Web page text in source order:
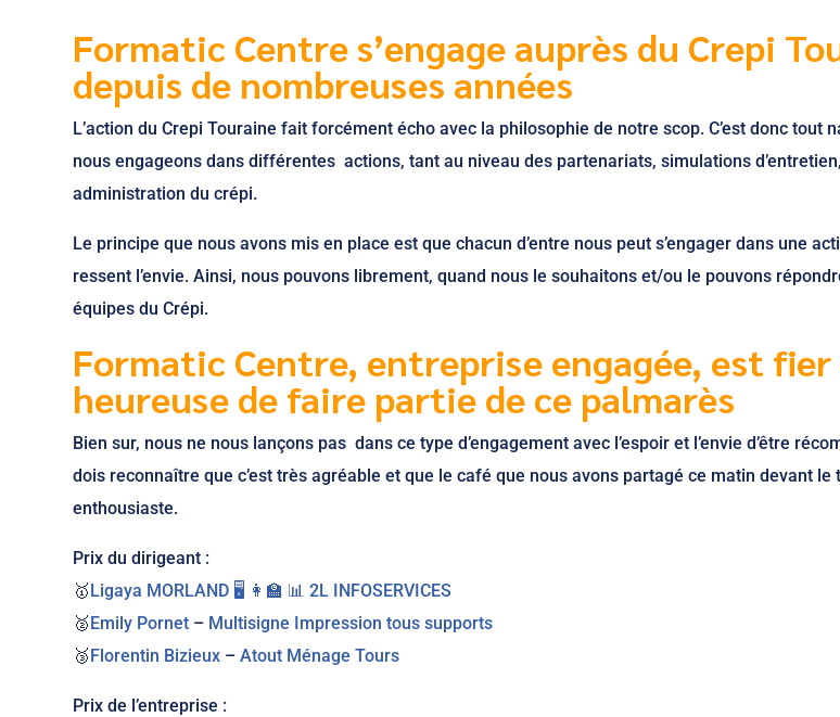
Formatic Centre s’engage auprès du Crepi
depuis de nombreuses années
L’action du Crepi Touraine fait forcément écho avec la philosophie de notre scop. C’est donc tout
nous engageons dans différentes actions, tant au niveau des partenariats, simulations
administration du crépi.
Le principe que nous avons mis en place est que chacun d’entre nous peut s’engager dans une
ressent l’envie. Ainsi, nous pouvons librement, quand nous le souhaitons et/ou le pouvons
équipes du Crépi.
Formatic Centre, entreprise engagée, est
heureuse de faire partie de ce palmarès
Bien sur, nous ne nous lançons pas dans ce type d’engagement avec l’espoir et l’envie d’être
dois reconnaître que c’est très agréable et que le café que nous avons partagé ce matin devant le
enthousiaste.
Prix du dirigeant :
🥇Ligaya MORLAND 🖥 👩‍🏫 📊 2L INFOSERVICES
🥈Emily Pornet – Multisigne Impression tous supports
🥉Florentin Bizieux –Atout Ménage Tours
Prix de l’entreprise :